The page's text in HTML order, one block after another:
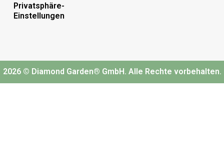
Privatsphäre-
Einstellungen
2026 © Diamond Garden® GmbH. Alle Rechte vorbehalten.